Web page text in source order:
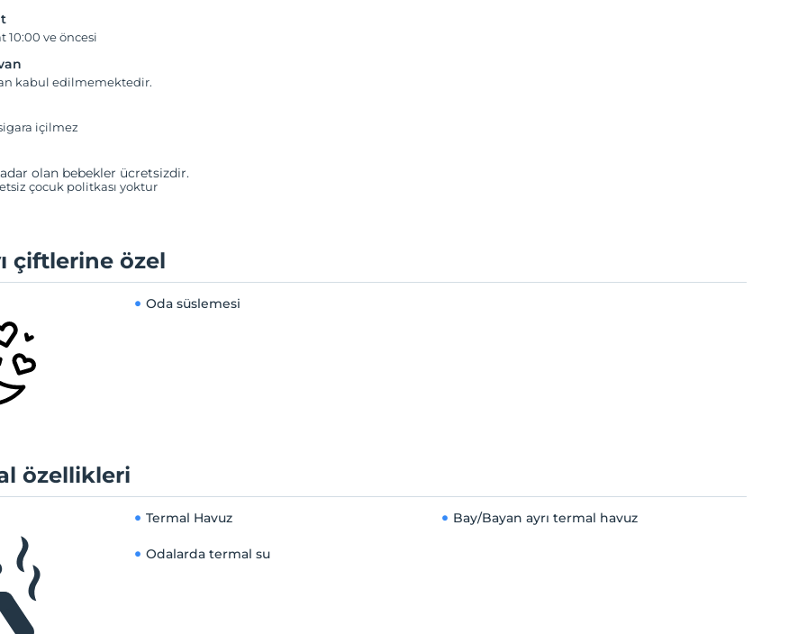
10:00 ve öncesi
kabul edilmemektedir.
içilmez
olan bebekler ücretsizdir.
çocuk politkası yoktur
çiftlerine özel
Oda süslemesi
özellikleri
Termal Havuz Bay/Bayan ayrı termal havuz
Odalarda termal su